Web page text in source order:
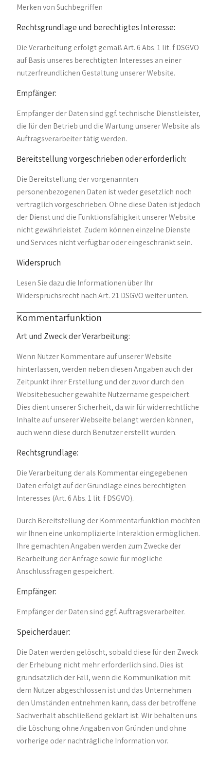
Merken von Suchbegriffen
Rechtsgrundlage und berechtigtes Interesse:
Die Verarbeitung erfolgt gemäß Art. 6 Abs. 1 lit. f DSGVO
auf Basis unseres berechtigten Interesses an einer
nutzerfreundlichen Gestaltung unserer Website.
Empfänger:
Empfänger der Daten sind ggf. technische Dienstleister,
die für den Betrieb und die Wartung unserer Website als
Auftragsverarbeiter tätig werden.
Bereitstellung vorgeschrieben oder erforderlich:
Die Bereitstellung der vorgenannten
personenbezogenen Daten ist weder gesetzlich noch
vertraglich vorgeschrieben. Ohne diese Daten ist jedoch
der Dienst und die Funktionsfähigkeit unserer Website
nicht gewährleistet. Zudem können einzelne Dienste
und Services nicht verfügbar oder eingeschränkt sein.
Widerspruch
Lesen Sie dazu die Informationen über Ihr
Widerspruchsrecht nach Art. 21 DSGVO weiter unten.
Kommentarfunktion
Art und Zweck der Verarbeitung:
Wenn Nutzer Kommentare auf unserer Website
hinterlassen, werden neben diesen Angaben auch der
Zeitpunkt ihrer Erstellung und der zuvor durch den
Websitebesucher gewählte Nutzername gespeichert.
Dies dient unserer Sicherheit, da wir für widerrechtliche
Inhalte auf unserer Webseite belangt werden können,
auch wenn diese durch Benutzer erstellt wurden.
Rechtsgrundlage:
Die Verarbeitung der als Kommentar eingegebenen
Daten erfolgt auf der Grundlage eines berechtigten
Interesses (Art. 6 Abs. 1 lit. f DSGVO).
Durch Bereitstellung der Kommentarfunktion möchten
wir Ihnen eine unkomplizierte Interaktion ermöglichen.
Ihre gemachten Angaben werden zum Zwecke der
Bearbeitung der Anfrage sowie für mögliche
Anschlussfragen gespeichert.
Empfänger:
Empfänger der Daten sind ggf. Auftragsverarbeiter.
Speicherdauer:
Die Daten werden gelöscht, sobald diese für den Zweck
der Erhebung nicht mehr erforderlich sind. Dies ist
grundsätzlich der Fall, wenn die Kommunikation mit
dem Nutzer abgeschlossen ist und das Unternehmen
den Umständen entnehmen kann, dass der betroffene
Sachverhalt abschließend geklärt ist. Wir behalten uns
die Löschung ohne Angaben von Gründen und ohne
vorherige oder nachträgliche Information vor.